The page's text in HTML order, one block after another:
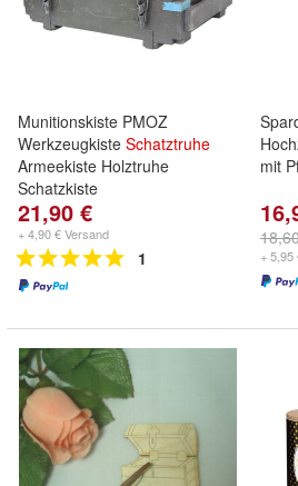
Munitionskiste PMOZ
Werkzeugkiste Schatztruhe
Armeekiste Holztruhe
Schatzkiste
21,90 €
+ 4,90 € Versand
1
mit
+ 5,95